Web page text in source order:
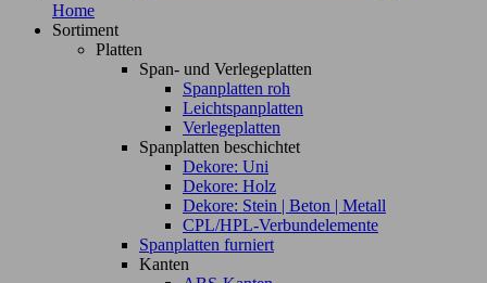
Home
Sortiment
Platten
Span- und Verlegeplatten
Spanplatten roh
Leichtspanplatten
Verlegeplatten
Spanplatten beschichtet
Dekore: Uni
Dekore: Holz
Dekore: Stein | Beton | Metall
CPL/HPL-Verbundelemente
Spanplatten furniert
Kanten